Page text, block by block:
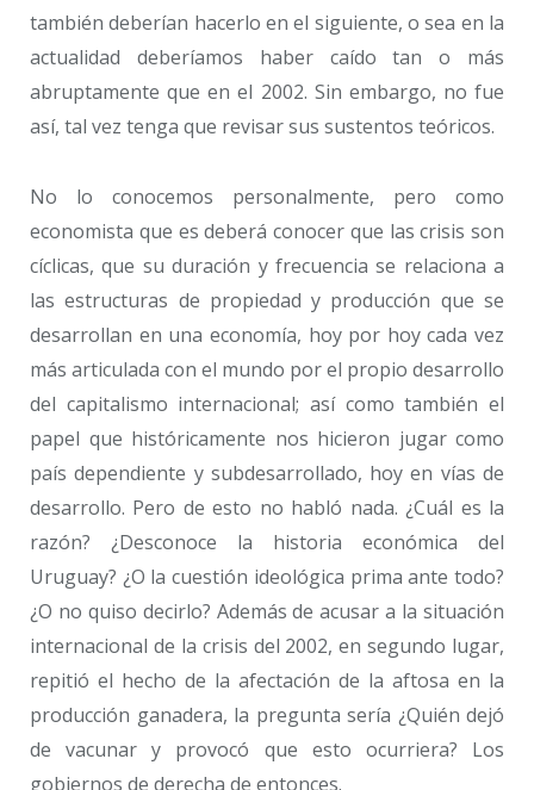
también deberían hacerlo en el siguiente, o sea en la
actualidad deberíamos haber caído tan o más
abruptamente que en el 2002. Sin embargo, no fue
así, tal vez tenga que revisar sus sustentos teóricos.
No lo conocemos personalmente, pero como
economista que es deberá conocer que las crisis son
cíclicas, que su duración y frecuencia se relaciona a
las estructuras de propiedad y producción que se
desarrollan en una economía, hoy por hoy cada vez
más articulada con el mundo por el propio desarrollo
del capitalismo internacional; así como también el
papel que históricamente nos hicieron jugar como
país dependiente y subdesarrollado, hoy en vías de
desarrollo. Pero de esto no habló nada. ¿Cuál es la
razón? ¿Desconoce la historia económica del
Uruguay? ¿O la cuestión ideológica prima ante todo?
¿O no quiso decirlo? Además de acusar a la situación
internacional de la crisis del 2002, en segundo lugar,
repitió el hecho de la afectación de la aftosa en la
producción ganadera, la pregunta sería ¿Quién dejó
de vacunar y provocó que esto ocurriera? Los
gobiernos de derecha de entonces.